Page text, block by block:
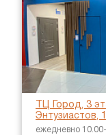
ТЦ Город, 3
Энтузиастов,
ежедневно